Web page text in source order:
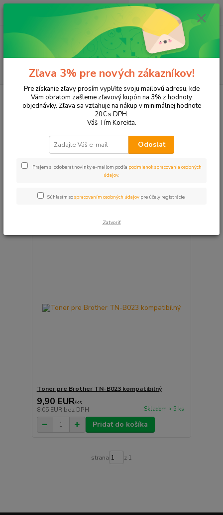
Hľadať
ks
za 0,00 EUR
Tonery a náplne do tlačiarní Brother DCP-B7520DW
DCP-B7520DW
Upresniť parametre
Najdrahšie
Zobrazujem 1-1 z 1
Toner pre Brother TN-B023 kompatibilný
9,90 EUR/ks
8,05 EUR bez DPH Skladom > 5 ks
Pridať do košíka
strana z 1
Zľava 3% pre nových zákazníkov!
Pre získanie zľavy prosím vyplňte svoju mailovú adresu, kde
Vám obratom zašleme zľavový kupón na 3% z hodnoty
objednávky. Zľava sa vzťahuje na nákup v minimálnej hodnote
20€ s DPH.
Váš Tím Korekta.
Odoslať
Prajem si odoberať novinky e-mailom podľa podmienok spracovania osobných
údajov.
Súhlasím sospracovaním osobných údajov pre účely registrácie.
Zatvoriť